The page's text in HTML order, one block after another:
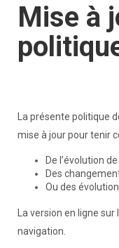
Mise à
La présente politique
mise à jour pour tenir
De l’évolution
Des
Ou des
La version en ligne
navigation.